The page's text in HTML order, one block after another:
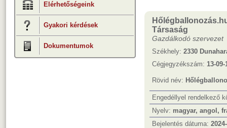
Elérhetőségeink
Gyakori kérdések
Dokumentumok
Társaság
Gazdálkodó szervezet
Székhely: 2330
Cégjegyzékszám: 13-09-
Rövid név:
Engedéllyel rendelkező
Nyelv: magyar, angol,
Bejelentés dátuma: